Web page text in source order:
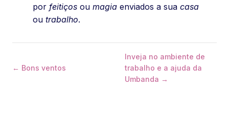
por feitiços ou magia enviados a sua casa
ou trabalho.
← Bons ventos
Inveja no ambiente de
trabalho e a ajuda da
Umbanda →